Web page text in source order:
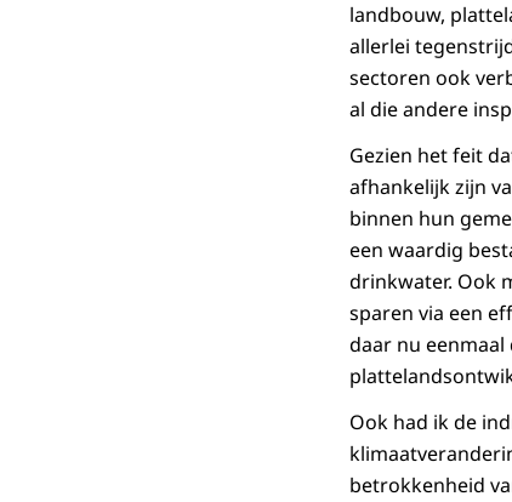
landbouw,
allerlei
sectoren ook
al die andere
Gezien het feit
afhankelijk zijn
binnen hun
een waardig
drinkwater. Ook
sparen via een
daar nu
Ook had ik de
betrokkenheid